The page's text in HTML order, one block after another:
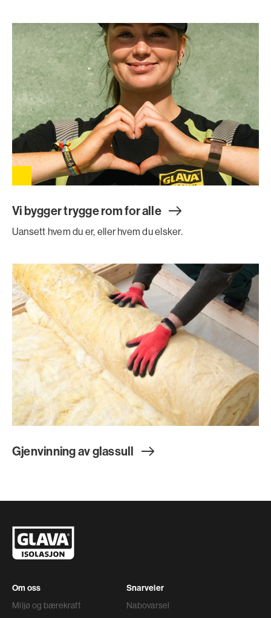
Vi bygger trygge rom for alle
Uansett hvem du er, eller hvem du elsker.
Gjenvinning av glassull
Om oss
Miljø og bærekraft
Snarveier
Nabovarsel